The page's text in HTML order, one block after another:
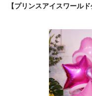
【プリンスアイスワール